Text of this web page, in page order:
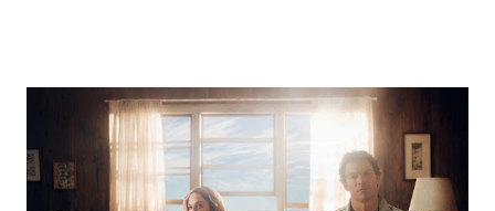
uno no es lo que tiene, sino lo que hace. Y se siente bien
cuando se dedica a hacer lo que se le da mejor, y de la mejor
manera posible. Es entonces cuando Don Draper alcanza el
clímax, cuando encuentra el qué, el cómo. Ya lo dijo Aristóteles